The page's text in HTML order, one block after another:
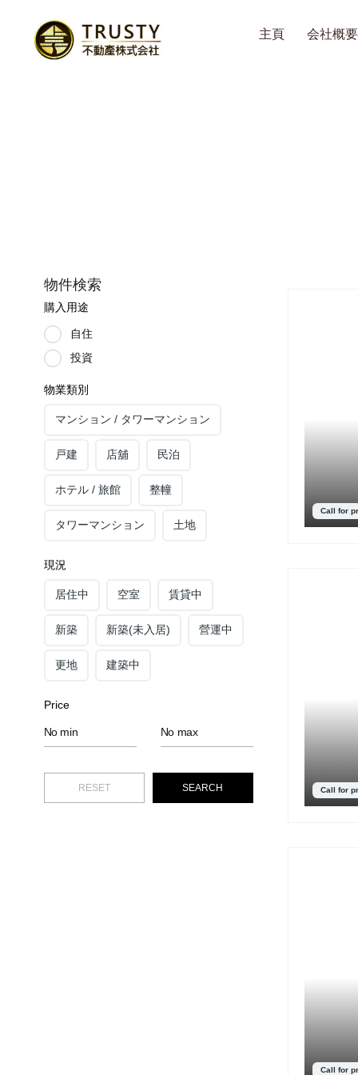
主頁 会社概要
物件検索
購入用途
自住
投資
物業類別
マンション / タワーマンション
戸建 店舖 民泊
ホテル / 旅館 整幢
タワーマンション 土地
現況
居住中 空室 賃貸中
新築 新築(未入居) 營運中
更地 建築中
Price
Call for
Call for
Call for